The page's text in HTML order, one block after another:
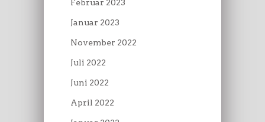
Februar 2023
Januar 2023
November 2022
Juli 2022
Juni 2022
April 2022